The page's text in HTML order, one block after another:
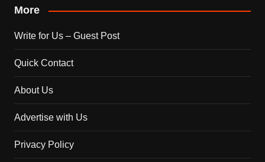
More
Write for Us – Guest Post
Quick Contact
About Us
Advertise with Us
Privacy Policy